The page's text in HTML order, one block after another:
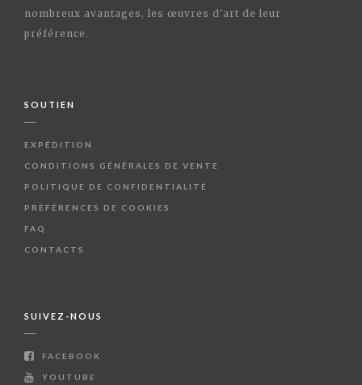
nombreux avantages, les œuvres d'art de leur
préférence.
SOUTIEN
EXPÉDITION
CONDITIONS GÉNÉRALES DE VENTE
POLITIQUE DE CONFIDENTIALITÉ
PRÉFÉRENCES DE COOKIES
FAQ
CONTACTS
SUIVEZ-NOUS
FACEBOOK
YOUTUBE